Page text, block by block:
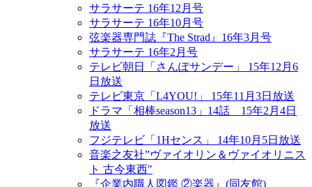
サラサーテ 16年12月号
サラサーテ 16年10月号
弦楽器専門誌『The Strad』16年3月号
サラサーテ 16年2月号
テレビ朝日「さんぽサンデー」 15年12月6
日放送
テレビ東京「L4YOU!」 15年11月3日放送
ドラマ「相棒season13」14話 15年2月4日
放送
フジテレビ「1Hセンス」 14年10月5日放送
音楽之友社”ヴァイオリン＆ヴァイオリニス
ト 古今東西"
『企業内職人図鑑 ②楽器』(同友館)